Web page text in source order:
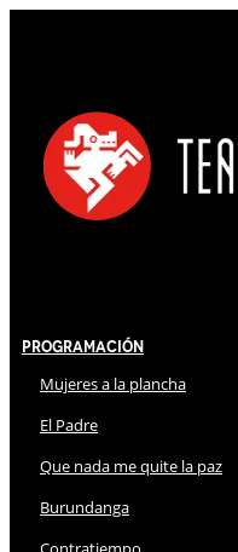
Programación
Mujeres a la plancha
El Padre
Que nada me quite la paz
Burundanga